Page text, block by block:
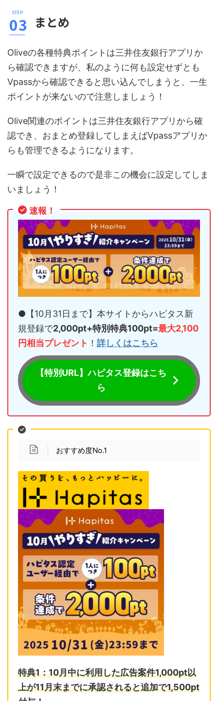
まとめ
Oliveの各種特典ポイントは三井住友銀行アプリか
ら確認できますが、私のように何も設定せずとも
Vpassから確認できると思い込んでしまうと、一生
ポイントが来ないので注意しましょう！
Olive関連のポイントは三井住友銀行アプリから確
認でき、おまとめ登録してしまえばVpassアプリか
らも管理できるようになります。
一瞬で設定できるので是非この機会に設定してしま
いましょう！
速報！
●【10月31日まで】本サイトからハピタス新
規登録で2,000pt+特別特典100pt=最大2,100
円相当プレゼント ！ 詳しくはこちら
【特別URL】ハピタス登録はこち
ら
おすすめ度No.1
特典1：10月中に利用した広告案件1,000pt以
上が11月末までに承認されると追加で1,500pt